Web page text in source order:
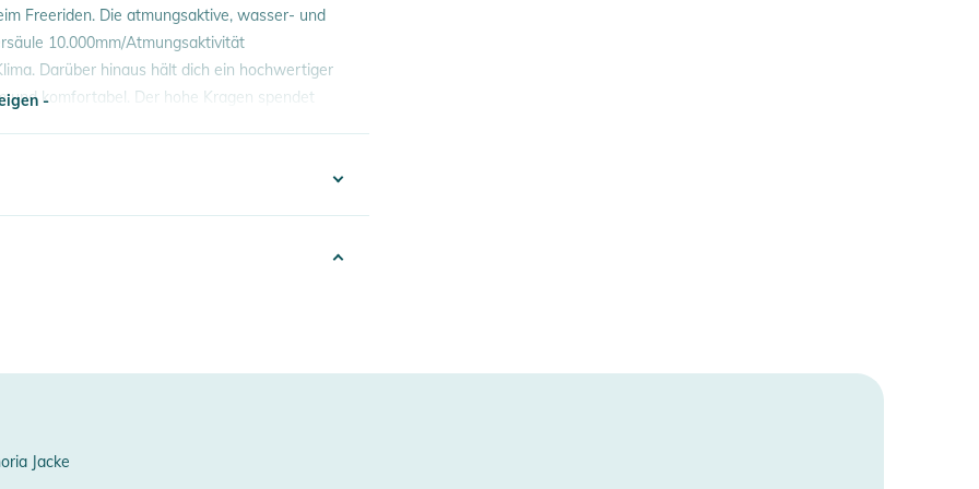
Freeriden. Die atmungsaktive, wasser- und
10.000mm/Atmungsaktivität
Darüber hinaus hält dich ein hochwertiger
und komfortabel. Der hohe Kragen spendet
Atmungsaktivität 10.000g/m²/24h)
-
Jacke